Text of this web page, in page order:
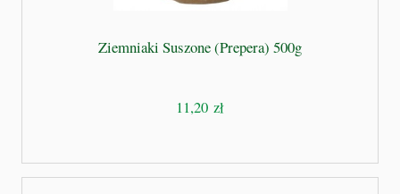
Ziemniaki Suszone (Prepera) 500g
11,20 zł